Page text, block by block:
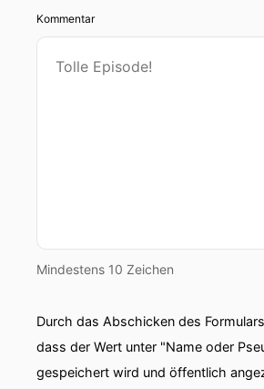
Kommentar
Mindestens 10 Zeichen
Durch das Abschicken des
dass der Wert unter "Name oder
gespeichert wird und öffentlich